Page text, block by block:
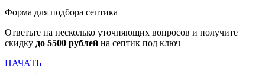
Форма для подбора септика
Ответьте на несколько уточняющих вопросов и получите
скидку до 5500 рублей на септик под ключ
НАЧАТЬ